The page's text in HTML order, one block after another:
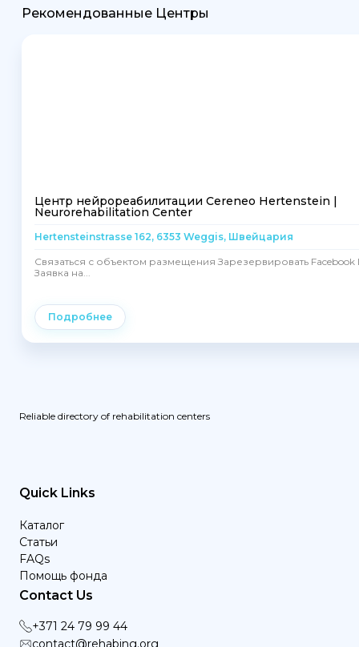
Рекомендованные Центры
Центр нейрореабилитации Cereneo Hertenstein |
Neurorehabilitation Center
Hertensteinstrasse 162, 6353 Weggis, Швейцария
Связаться с объектом размещения Зарезервировать Facebook
Заявка на...
Подробнее
Reliable directory of rehabilitation centers
Quick Links
Каталог
Статьи
FAQs
Помощь фонда
Contact Us
+371 24 79 99 44
contact@rehabing.org